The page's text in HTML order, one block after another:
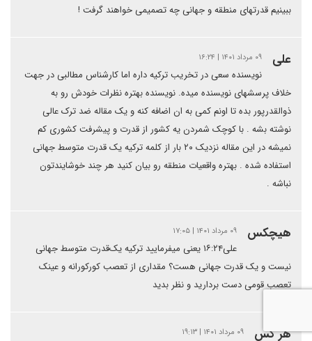
ببینیم قدرتهای منطقه و جهانی چه تصمیمی خواهند گرفت !
علی ۰۹ مرداد ۱۴۰۱ | ۱۶:۲۴
نویسنده سعی در تخریب ترکیه داره اما کارشناس مطالبی در جهت
خلاف پرسشهای نویسنده میده. نویسنده بهتره نظرات خودش رو به
ذوالقدرپور بده تا اونم کمی به ان اضافه کنه و یک مقاله ضد ترک عالی
نوشته بشه . با کوچک شمردن یه کشور از قدرت و پیشرفت کشوری کم
نمیشه در این مقاله نزدیک ۲۰ بار از کلمه ترکیه یک قدرت متوسط جهانی
استفاده شده . بهتره واقعیات منطقه رو بیان کنید هر چند خوشایندتون
نباشه .
هیچکس ۰۹ مرداد ۱۴۰۱ | ۱۷:۰۵
علی۱۶:۲۴ یعنی میفرمایید ترکیه یک‌قدرت متوسط جهانی
نیست و یک قدرت جهانی هست؟ مقداری از تعصب کورکورانه و عینک
تعصب قومی دست بردارید و نظر بدید
هر کس ۰۹ مرداد ۱۴۰۱ | ۱۹:۱۳